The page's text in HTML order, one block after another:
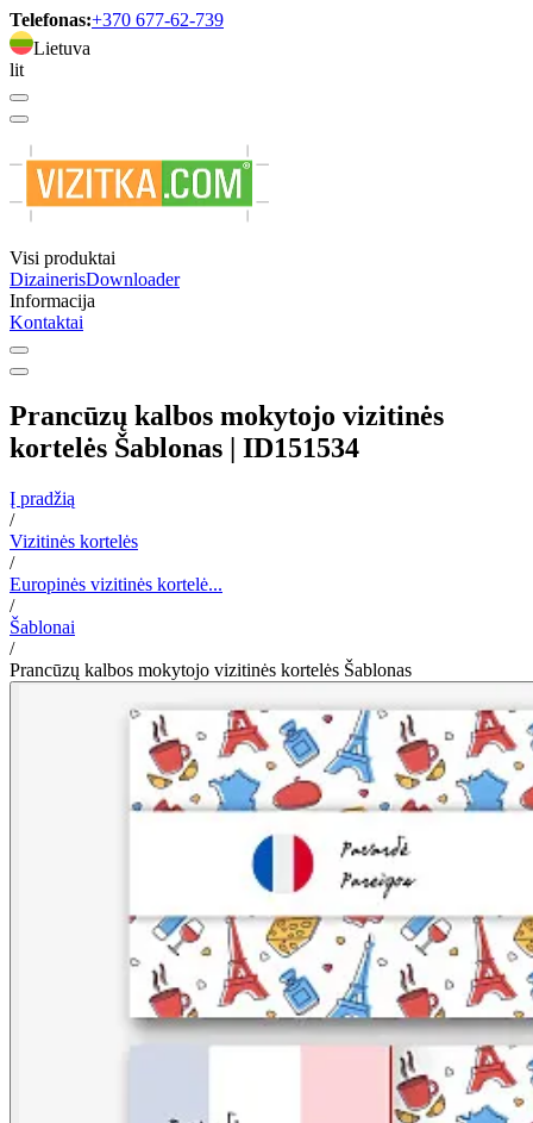
Telefonas:+370 677-62-739
Lietuva
lit
Visi produktai
DizainerisDownloader
Informacija
Kontaktai
Prancūzų kalbos mokytojo vizitinės
kortelės Šablonas | ID151534
Į pradžią
/
Vizitinės kortelės
/
Europinės vizitinės kortelė...
/
Šablonai
/
Prancūzų kalbos mokytojo vizitinės kortelės Šablonas